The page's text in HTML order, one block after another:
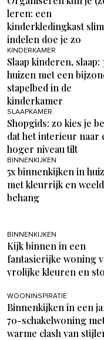
leren: een
kinderkledingkast slim
indelen doe je zo
KINDERKAMER
Slaap kinderen, slaap:
huizen met een
stapelbed in de
kinderkamer
SLAAPKAMER
Shopgids: zo kies je
dat het interieur naar
hoger niveau tilt
BINNENKIJKEN
5x binnenkijken in
met kleurrijk en
behang
BINNENKIJKEN
Kijk binnen in een
fantasierijke woning
vrolijke kleuren en
WOONINSPIRATIE
Binnenkijken in een
70-schakelwoning
warme clash van